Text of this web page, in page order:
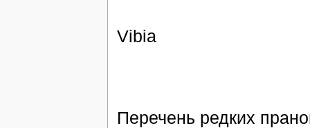
Vibia
Перечень редких